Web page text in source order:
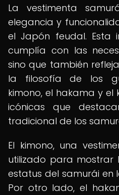
La vestimenta
elegancia y
el Japón feudal. Esta
cumplía con las
sino que también
la filosofía de los
kimono, el hakama y
icónicas que
tradicional de los
El kimono, una
utilizado para mostrar
estatus del samurái en
Por otro lado, el